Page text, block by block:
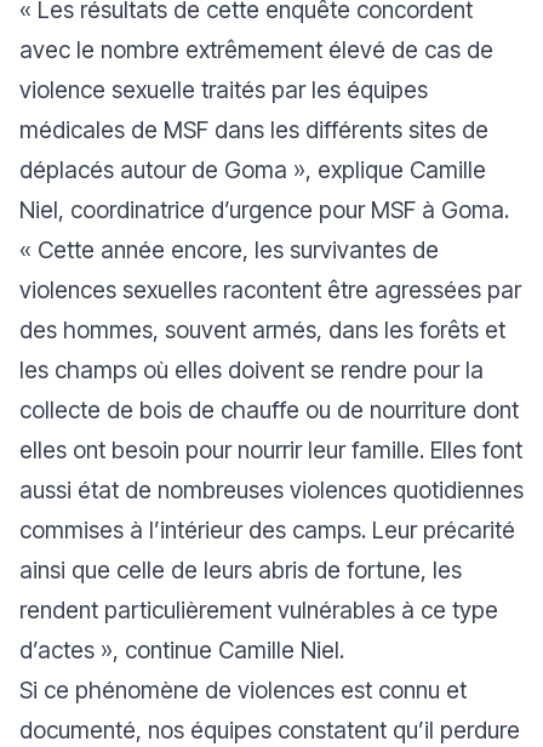
« Les résultats de cette enquête concordent
avec le nombre extrêmement élevé de cas de
violence sexuelle traités par les équipes
médicales de MSF dans les différents sites de
déplacés autour de Goma », explique Camille
Niel, coordinatrice d’urgence pour MSF à Goma.
« Cette année encore, les survivantes de
violences sexuelles racontent être agressées par
des hommes, souvent armés, dans les forêts et
les champs où elles doivent se rendre pour la
collecte de bois de chauffe ou de nourriture dont
elles ont besoin pour nourrir leur famille. Elles font
aussi état de nombreuses violences quotidiennes
commises à l’intérieur des camps. Leur précarité
ainsi que celle de leurs abris de fortune, les
rendent particulièrement vulnérables à ce type
d’actes », continue Camille Niel.
Si ce phénomène de violences est connu et
documenté, nos équipes constatent qu’il perdure